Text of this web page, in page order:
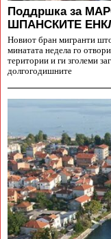
Поддршка за
ШПАНСКИТЕ
Новиот бран мигранти
минатата недела го
територии и ги зголеми
долгогодишните